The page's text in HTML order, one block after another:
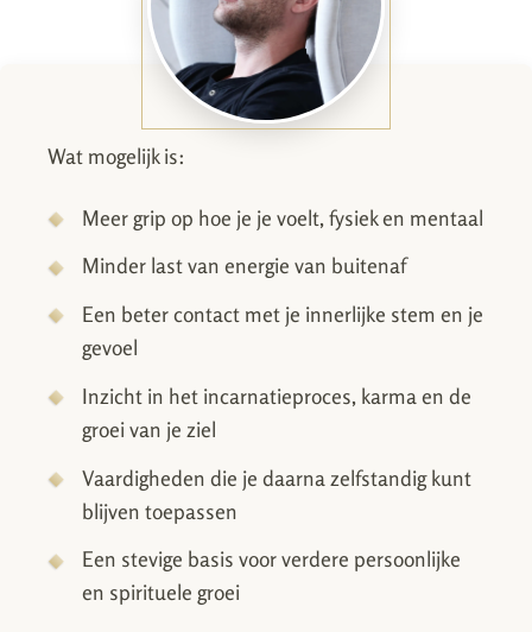
Wat mogelijk is:
Meer grip op hoe je je voelt, fysiek en mentaal
Minder last van energie van buitenaf
Een beter contact met je innerlijke stem en je
gevoel
Inzicht in het incarnatieproces, karma en de
groei van je ziel
Vaardigheden die je daarna zelfstandig kunt
blijven toepassen
Een stevige basis voor verdere persoonlijke
en spirituele groei